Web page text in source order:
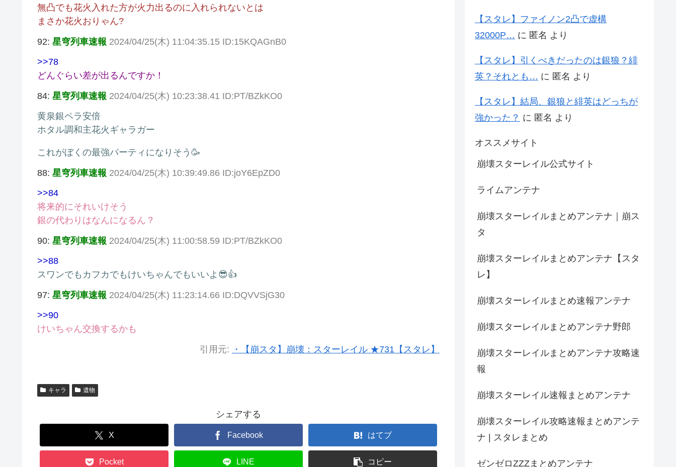
無凸でも花火入れた方が火力出るのに入れられないとは
まさか花火おりゃん?
92: 星穹列車速報 2024/04/25(木) 11:04:35.15 ID:15KQAGnB0
>>78
どんぐらい差が出るんですか！
84: 星穹列車速報 2024/04/25(木) 10:23:38.41 ID:PT/BZkKO0
黄泉銀ペラ安倍
ホタル調和主花火ギャラガー
これがぼくの最強パーティになりそう🥳
88: 星穹列車速報 2024/04/25(木) 10:39:49.86 ID:joY6EpZD0
>>84
将来的にそれいけそう
銀の代わりはなんになるん？
90: 星穹列車速報 2024/04/25(木) 11:00:58.59 ID:PT/BZkKO0
>>88
スワンでもカフカでもけいちゃんでもいいよ😎👍
97: 星穹列車速報 2024/04/25(木) 11:23:14.66 ID:DQVVSjG30
>>90
けいちゃん交換するかも
引用元: ・【崩スタ】崩壊：スターレイル ★731【スタレ】
キャラ 遺物
シェアする
X Facebook はてブ
Pocket LINE コピー
【スタレ】ファイノン2凸で虚構
32000P… に 匿名 より
【スタレ】引くべきだったのは銀狼？緋
英？それとも… に 匿名 より
【スタレ】結局、銀狼と緋英はどっちが
強かった？ に 匿名 より
オススメサイト
崩壊スターレイル公式サイト
ライムアンテナ
崩壊スターレイルまとめアンテナ｜崩ス
タ
崩壊スターレイルまとめアンテナ【スタ
レ】
崩壊スターレイルまとめ速報アンテナ
崩壊スターレイルまとめアンテナ野郎
崩壊スターレイルまとめアンテナ攻略速
報
崩壊スターレイル速報まとめアンテナ
崩壊スターレイル攻略速報まとめアンテ
ナ | スタレまとめ
ゼンゼロZZZまとめアンテナ